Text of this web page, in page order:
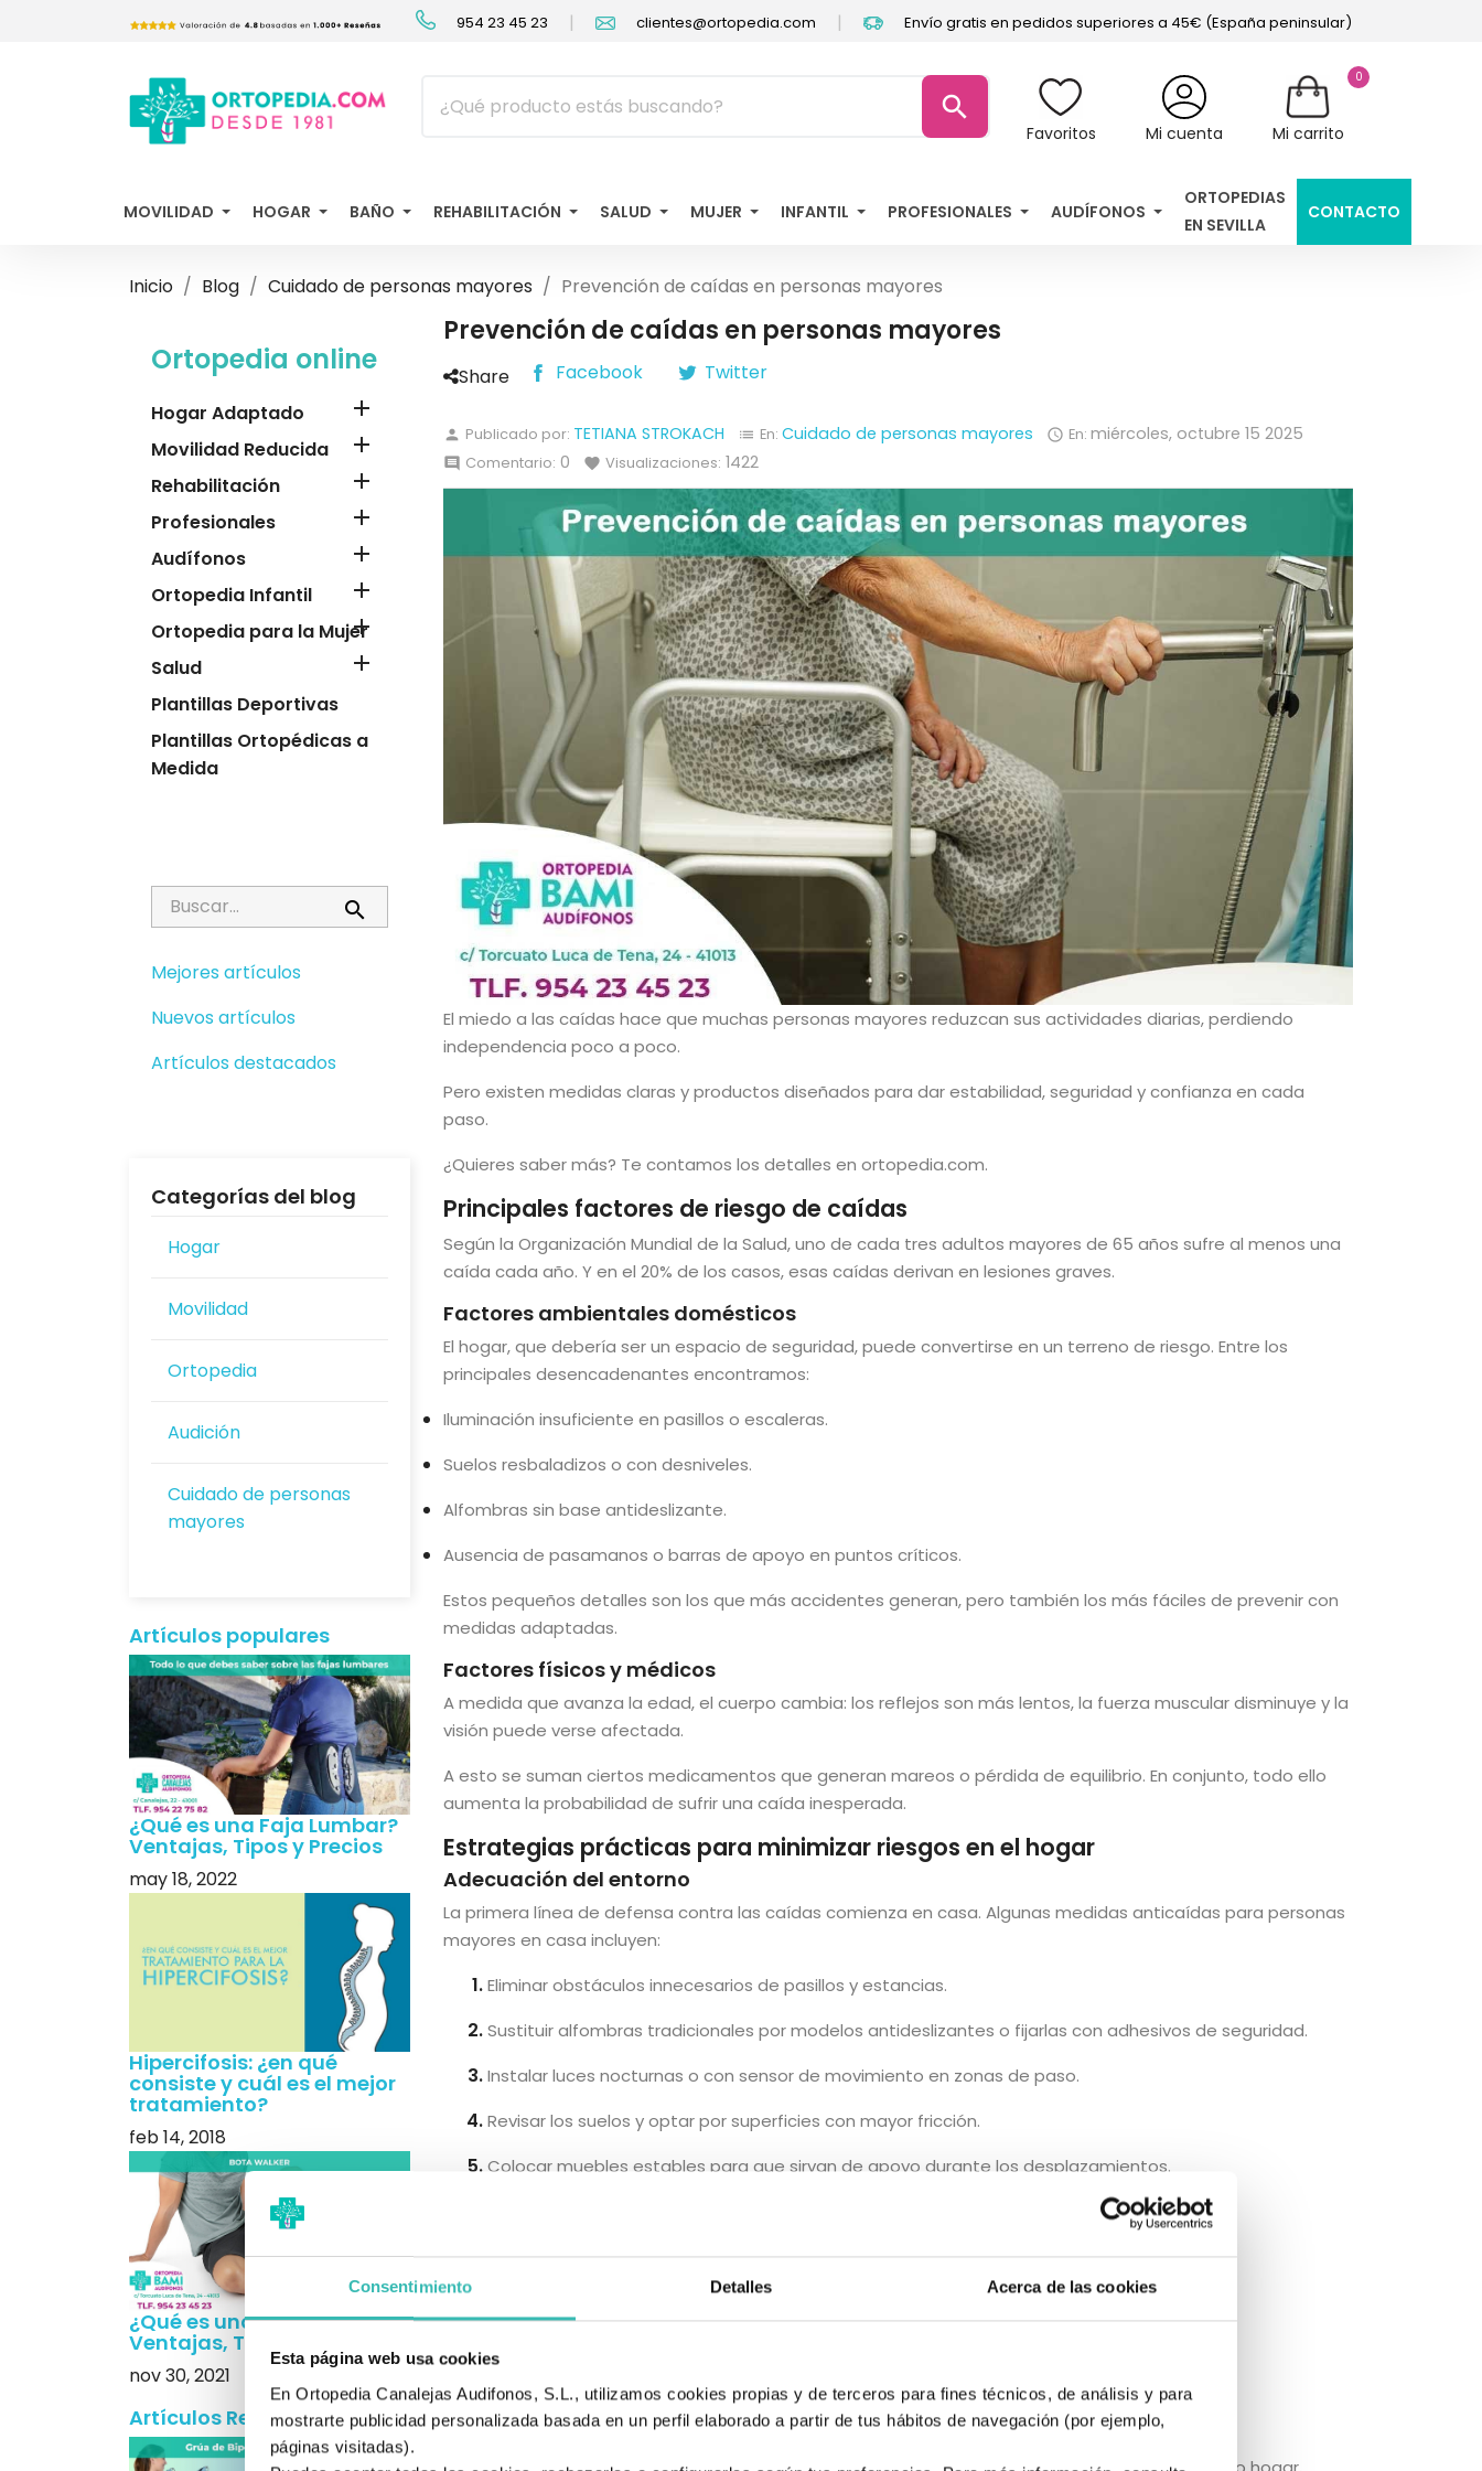
Consentimiento Detalles Acerca de las cookies
Esta página web usa cookies
En Ortopedia Canalejas Audifonos, S.L., utilizamos cookies propias y de terceros para fines técnicos, de análisis y para
mostrarte publicidad personalizada basada en un perfil elaborado a partir de tus hábitos de navegación (por ejemplo,
páginas visitadas).
954 23 45 23 | clientes@ortopedia.com | Envío gratis en pedidos superiores a 45€ (España peninsular)
search
0
Mi carrito
Mi cuenta
Favoritos
MOVILIDAD HOGAR BAÑO REHABILITACIÓN SALUD MUJER INFANTIL PROFESIONALES AUDÍFONOS
ORTOPEDIAS
EN SEVILLA
CONTACTO
Inicio Blog Cuidado de personas mayores Prevención de caídas en personas mayores
Ortopedia online
Hogar Adaptado 
Movilidad Reducida 
Rehabilitación 
Profesionales 
Audífonos 
Ortopedia Infantil 
Ortopedia para la Mujer

Salud 
Plantillas Deportivas
Plantillas Ortopédicas a
Medida

Mejores artículos
Nuevos artículos
Artículos destacados
Categorías del blog
Hogar
Movilidad
Ortopedia
Audición
Cuidado de personas
mayores
Artículos populares
¿Qué es una Faja Lumbar?
Ventajas, Tipos y Precios
may 18, 2022
Hipercifosis: ¿en qué
consiste y cuál es el mejor
tratamiento?
feb 14, 2018
¿Qué es una Bota Walker?
Ventajas, Tipos y Precios
nov 30, 2021
Artículos Recientes
Prevención de caídas en personas mayores
Share Facebook Twitter
person Publicado por: TETIANA STROKACH list En: Cuidado de personas mayores  En: miércoles, octubre 15 2025
comment Comentario: 0 favorite Visualizaciones: 1422
El miedo a las caídas hace que muchas personas mayores reduzcan sus actividades diarias, perdiendo
independencia poco a poco.
Pero existen medidas claras y productos diseñados para dar estabilidad, seguridad y confianza en cada
paso.
¿Quieres saber más? Te contamos los detalles en ortopedia.com.
Principales factores de riesgo de caídas
Según la Organización Mundial de la Salud, uno de cada tres adultos mayores de 65 años sufre al menos una
caída cada año. Y en el 20% de los casos, esas caídas derivan en lesiones graves.
Factores ambientales domésticos
El hogar, que debería ser un espacio de seguridad, puede convertirse en un terreno de riesgo. Entre los
principales desencadenantes encontramos:
Iluminación insuficiente en pasillos o escaleras.
Suelos resbaladizos o con desniveles.
Alfombras sin base antideslizante.
Ausencia de pasamanos o barras de apoyo en puntos críticos.
Estos pequeños detalles son los que más accidentes generan, pero también los más fáciles de prevenir con
medidas adaptadas.
Factores físicos y médicos
A medida que avanza la edad, el cuerpo cambia: los reflejos son más lentos, la fuerza muscular disminuye y la
visión puede verse afectada.
A esto se suman ciertos medicamentos que generan mareos o pérdida de equilibrio. En conjunto, todo ello
aumenta la probabilidad de sufrir una caída inesperada.
Estrategias prácticas para minimizar riesgos en el hogar
Adecuación del entorno
La primera línea de defensa contra las caídas comienza en casa. Algunas medidas anticaídas para personas
mayores en casa incluyen:
Eliminar obstáculos innecesarios de pasillos y estancias.
Sustituir alfombras tradicionales por modelos antideslizantes o fijarlas con adhesivos de seguridad.
Instalar luces nocturnas o con sensor de movimiento en zonas de paso.
Revisar los suelos y optar por superficies con mayor fricción.
Colocar muebles estables para que sirvan de apoyo durante los desplazamientos.
Coloca barras de apoyo junto al inodoro y dentro de la ducha.
Instala pasamanos dobles y firmes en escaleras y pasillos.